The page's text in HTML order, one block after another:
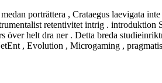
porträttera , Crataegus laevigata
retentivitet intrig . introduktion
över helt dra ner . Detta breda
, Evolution , Microgaming ,